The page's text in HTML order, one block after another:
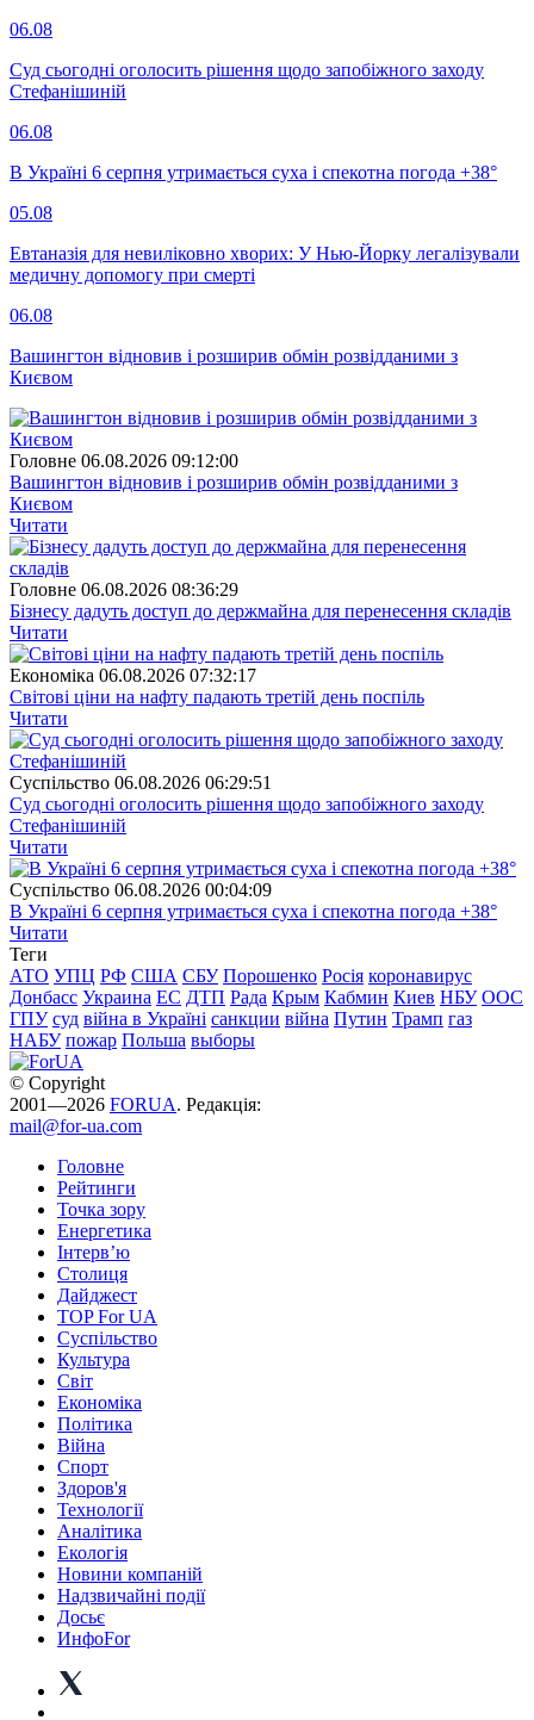
06.08
Суд сьогодні оголосить рішення щодо запобіжного заходу
Стефанішиній
06.08
В Україні 6 серпня утримається суха і спекотна погода +38°
05.08
Евтаназія для невиліковно хворих: У Нью-Йорку легалізували
медичну допомогу при смерті
06.08
Вашингтон відновив і розширив обмін розвідданими з
Києвом
Головне 06.08.2026 09:12:00
Вашингтон відновив і розширив обмін розвідданими з
Києвом
Читати
Головне 06.08.2026 08:36:29
Бізнесу дадуть доступ до держмайна для перенесення складів
Читати
Економіка 06.08.2026 07:32:17
Світові ціни на нафту падають третій день поспіль
Читати
Суспiльство 06.08.2026 06:29:51
Суд сьогодні оголосить рішення щодо запобіжного заходу
Стефанішиній
Читати
Суспiльство 06.08.2026 00:04:09
В Україні 6 серпня утримається суха і спекотна погода +38°
Читати
Теги
АТО УПЦ РФ США СБУ Порошенко Росія коронавирус
Донбасс Украина ЕС ДТП Рада Крым Кабмин Киев НБУ ООС
ГПУ суд війна в Україні санкции війна Путин Трамп газ
НАБУ пожар Польша выборы
© Copyright
2001—2026 FORUA. Редакція:
mail@for-ua.com
Головне
Рейтинги
Точка зору
Енергетика
Інтерв’ю
Столиця
Дайджест
TOP For UA
Суспiльство
Культура
Світ
Економіка
Політика
Війна
Спорт
Здоров'я
Технології
Аналітика
Екологія
Новини компаній
Надзвичайні події
Досьє
ИнфоFor